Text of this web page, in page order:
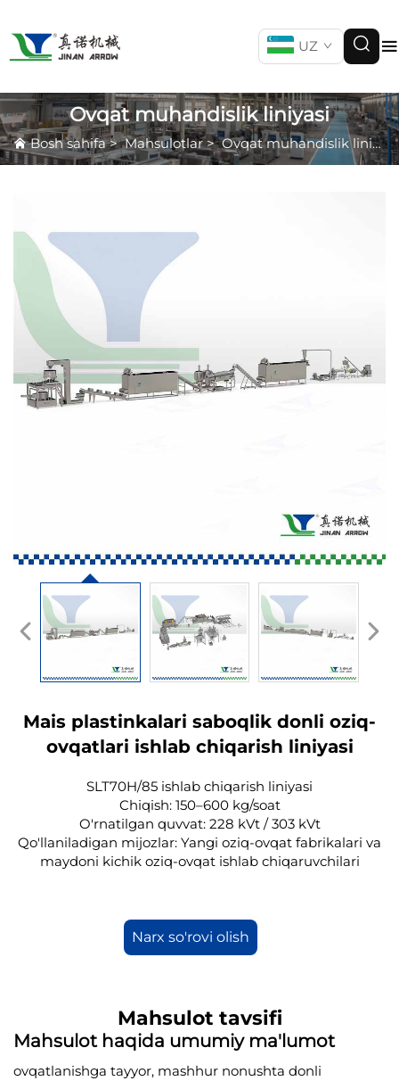
UZ
Ovqat muhandislik liniyasi
Bosh sahifa>Mahsulotlar>Ovqat muhandislik liniyasi
Mais plastinkalari saboqlik donli oziq-
ovqatlari ishlab chiqarish liniyasi
SLT70H/85 ishlab chiqarish liniyasi
Chiqish: 150–600 kg/soat
O'rnatilgan quvvat: 228 kVt / 303 kVt
Qo'llaniladigan mijozlar: Yangi oziq-ovqat fabrikalari va
maydoni kichik oziq-ovqat ishlab chiqaruvchilari
Narx so'rovi olish
Mahsulot tavsifi
Mahsulot haqida umumiy ma'lumot
ovqatlanishga tayyor, mashhur nonushta donli